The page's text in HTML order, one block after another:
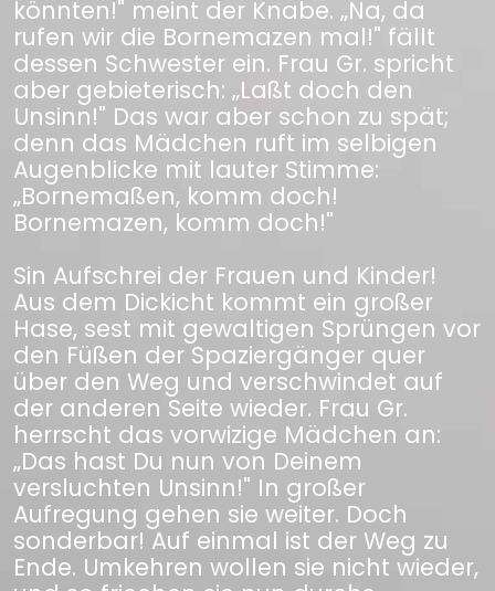
könnten!" meint der Knabe. „Na, da
rufen wir die Bornemazen mal!" fällt
dessen Schwester ein. Frau Gr. spricht
aber gebieterisch: „Laßt doch den
Unsinn!" Das war aber schon zu spät;
denn das Mädchen ruft im selbigen
Augenblicke mit lauter Stimme:
„Bornemaßen, komm doch!
Bornemazen, komm doch!"
Sin Aufschrei der Frauen und Kinder!
Aus dem Dickicht kommt ein großer
Hase, sest mit gewaltigen Sprüngen vor
den Füßen der Spaziergänger quer
über den Weg und verschwindet auf
der anderen Seite wieder. Frau Gr.
herrscht das vorwizige Mädchen an:
„Das hast Du nun von Deinem
versluchten Unsinn!" In großer
Aufregung gehen sie weiter. Doch
sonderbar! Auf einmal ist der Weg zu
Ende. Umkehren wollen sie nicht wieder,